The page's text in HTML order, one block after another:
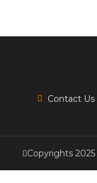
Contact Us
Copyrights 2025